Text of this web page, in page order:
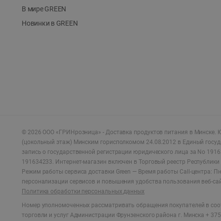
В мире GREEN
Новинки в GREEN
© 2026 ООО «ГРИНрозница» - Доставка продуктов питания в Минске.
(цокольный этаж) Минским горисполкомом 24.08.2012 в Единый
запись о государственной регистрации юридического лица за No
191634233. Интернет-магазин включен в Торговый реестр
Режим работы сервиса доставки Green — Время работы Call-центра:
персонализации сервисов и повышения удобства пользования веб-
Политика обработки персональных данных
Номер уполномоченных рассматривать обращения покупателей в
торговли и услуг Администрации Фрунзенского района г. Минска +